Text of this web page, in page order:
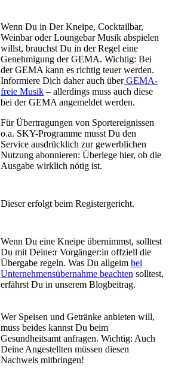
Wenn Du in Der Kneipe, Cocktailbar,
Weinbar oder Loungebar Musik abspielen
willst, brauchst Du in der Regel eine
Genehmigung der GEMA. Wichtig: Bei
der GEMA kann es richtig teuer werden.
Informiere Dich daher auch überGEMA-
freie Musik – allerdings muss auch diese
bei der GEMA angemeldet werden.
Für Übertragungen von Sportereignissen
o.a. SKY-Programme musst Du den
Service ausdrücklich zur gewerblichen
Nutzung abonnieren: Überlege hier, ob die
Ausgabe wirklich nötig ist.
Dieser erfolgt beim Registergericht.
Wenn Du eine Kneipe übernimmst, solltest
Du mit Deine:r Vorgänger:in offziell die
Übergabe regeln. Was Du allgeim bei
Unternehmensübernahme beachten solltest,
erfährst Du in unserem Blogbeitrag.
Wer Speisen und Getränke anbieten will,
muss beides kannst Du beim
Gesundheitsamt anfragen. Wichtig: Auch
Deine Angestellten müssen diesen
Nachweis mitbringen!